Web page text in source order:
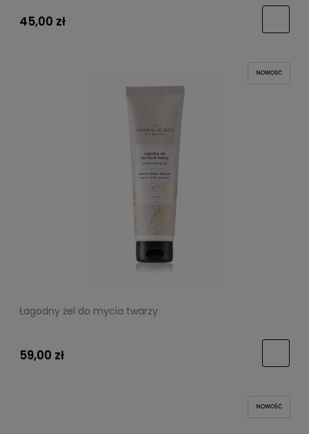
45,00 zł
Łagodny żel do mycia twarzy
59,00 zł
NOWOŚĆ
NOWOŚĆ